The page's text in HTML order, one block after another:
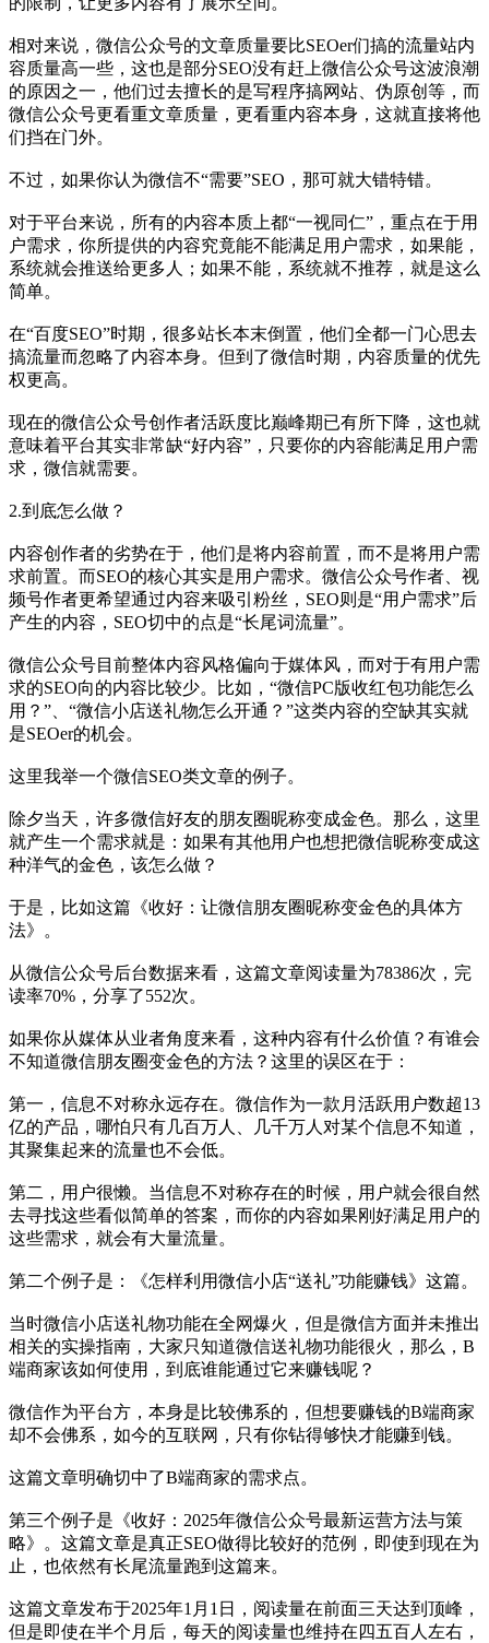
相对来说，微信公众号的文章质量要比SEOer们搞的流量站内
容质量高一些，这也是部分SEO没有赶上微信公众号这波浪潮
的原因之一，他们过去擅长的是写程序搞网站、伪原创等，而
微信公众号更看重文章质量，更看重内容本身，这就直接将他
们挡在门外。
不过，如果你认为微信不“需要”SEO，那可就大错特错。
对于平台来说，所有的内容本质上都“一视同仁”，重点在于用
户需求，你所提供的内容究竟能不能满足用户需求，如果能，
系统就会推送给更多人；如果不能，系统就不推荐，就是这么
简单。
在“百度SEO”时期，很多站长本末倒置，他们全都一门心思去
搞流量而忽略了内容本身。但到了微信时期，内容质量的优先
权更高。
现在的微信公众号创作者活跃度比巅峰期已有所下降，这也就
意味着平台其实非常缺“好内容”，只要你的内容能满足用户需
求，微信就需要。
2.到底怎么做？
内容创作者的劣势在于，他们是将内容前置，而不是将用户需
求前置。而SEO的核心其实是用户需求。微信公众号作者、视
频号作者更希望通过内容来吸引粉丝，SEO则是“用户需求”后
产生的内容，SEO切中的点是“长尾词流量”。
微信公众号目前整体内容风格偏向于媒体风，而对于有用户需
求的SEO向的内容比较少。比如，“微信PC版收红包功能怎么
用？”、“微信小店送礼物怎么开通？”这类内容的空缺其实就
是SEOer的机会。
这里我举一个微信SEO类文章的例子。
除夕当天，许多微信好友的朋友圈昵称变成金色。那么，这里
就产生一个需求就是：如果有其他用户也想把微信昵称变成这
种洋气的金色，该怎么做？
于是，比如这篇《收好：让微信朋友圈昵称变金色的具体方
法》。
从微信公众号后台数据来看，这篇文章阅读量为78386次，完
读率70%，分享了552次。
如果你从媒体从业者角度来看，这种内容有什么价值？有谁会
不知道微信朋友圈变金色的方法？这里的误区在于：
第一，信息不对称永远存在。微信作为一款月活跃用户数超13
亿的产品，哪怕只有几百万人、几千万人对某个信息不知道，
其聚集起来的流量也不会低。
第二，用户很懒。当信息不对称存在的时候，用户就会很自然
去寻找这些看似简单的答案，而你的内容如果刚好满足用户的
这些需求，就会有大量流量。
第二个例子是：《怎样利用微信小店“送礼”功能赚钱》这篇。
当时微信小店送礼物功能在全网爆火，但是微信方面并未推出
相关的实操指南，大家只知道微信送礼物功能很火，那么，B
端商家该如何使用，到底谁能通过它来赚钱呢？
微信作为平台方，本身是比较佛系的，但想要赚钱的B端商家
却不会佛系，如今的互联网，只有你钻得够快才能赚到钱。
这篇文章明确切中了B端商家的需求点。
第三个例子是《收好：2025年微信公众号最新运营方法与策
略》。这篇文章是真正SEO做得比较好的范例，即使到现在为
止，也依然有长尾流量跑到这篇来。
这篇文章发布于2025年1月1日，阅读量在前面三天达到顶峰，
但是即使在半个月后，每天的阅读量也维持在四五百人左右，